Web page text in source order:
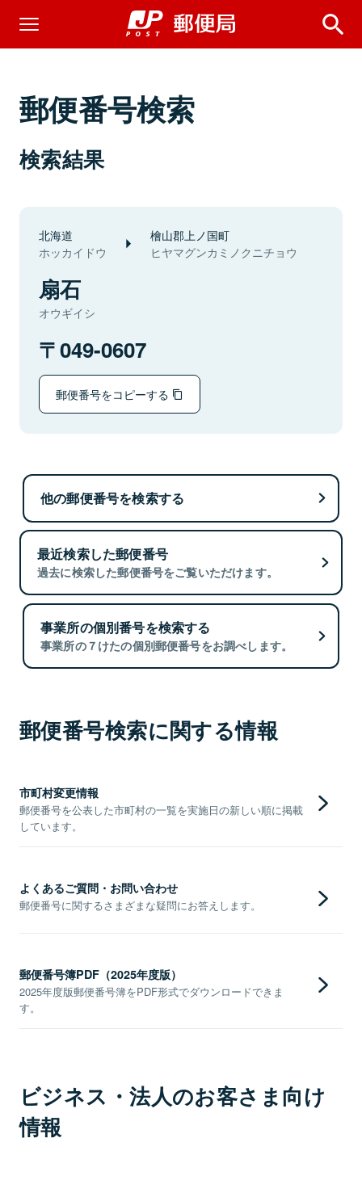
郵便番号検索
検索結果
北海道
ホッカイドウ
檜山郡上ノ国町
ヒヤマグンカミノクニチョウ
扇石
オウギイシ
049-0607
郵便番号をコピーする
他の郵便番号を検索する
最近検索した郵便番号
過去に検索した郵便番号をご覧いただけます。
事業所の個別番号を検索する
事業所の７けたの個別郵便番号をお調べします。
郵便番号検索に関する情報
市町村変更情報
郵便番号を公表した市町村の一覧を実施日の新しい順に掲載
しています。
よくあるご質問・お問い合わせ
郵便番号に関するさまざまな疑問にお答えします。
郵便番号簿PDF（2025年度版）
2025年度版郵便番号簿をPDF形式でダウンロードできま
す。
ビジネス・法人のお客さま向け
情報